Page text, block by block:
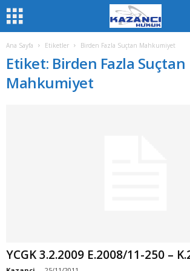
Ana Sayfa Etiketler Birden Fazla Suçtan Mahkumiyet
Etiket: Birden Fazla Suçtan
Mahkumiyet
YCGK 3.2.2009 E.2008/11-250 –